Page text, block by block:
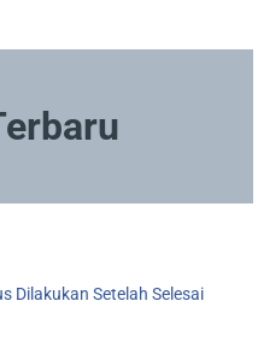
Dilakukan Setelah Selesai